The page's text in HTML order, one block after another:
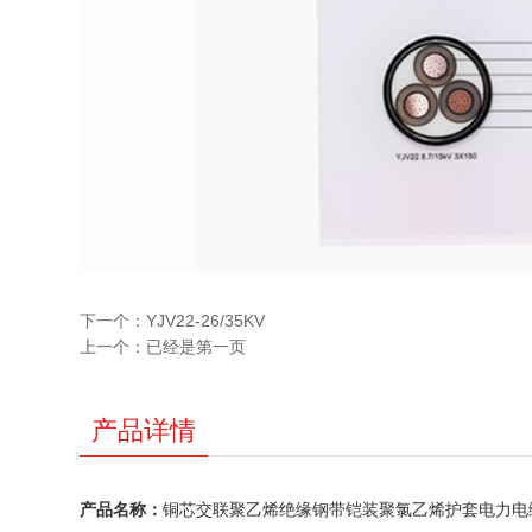
下一个：YJV22-26/35KV
上一个： 已经是第一页
产品详情
产品名称：铜芯交联聚乙烯绝缘钢带铠装聚氯乙烯护套电力电